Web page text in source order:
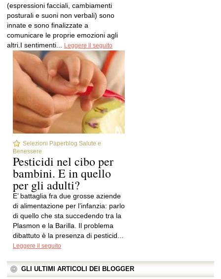
(espressioni facciali, cambiamenti
posturali e suoni non verbali) sono
innate e sono finalizzate a
comunicare le proprie emozioni agli
altri.I sentimenti...
Leggere il seguito
Selezioni Paperblog Salute e
Benessere
Pesticidi nel cibo per
bambini. E in quello
per gli adulti?
E’ battaglia fra due grosse aziende
di alimentazione per l’infanzia: parlo
di quello che sta succedendo tra la
Plasmon e la Barilla. Il problema
dibattuto è la presenza di pesticid...
Leggere il seguito
GLI ULTIMI ARTICOLI DEI BLOGGER